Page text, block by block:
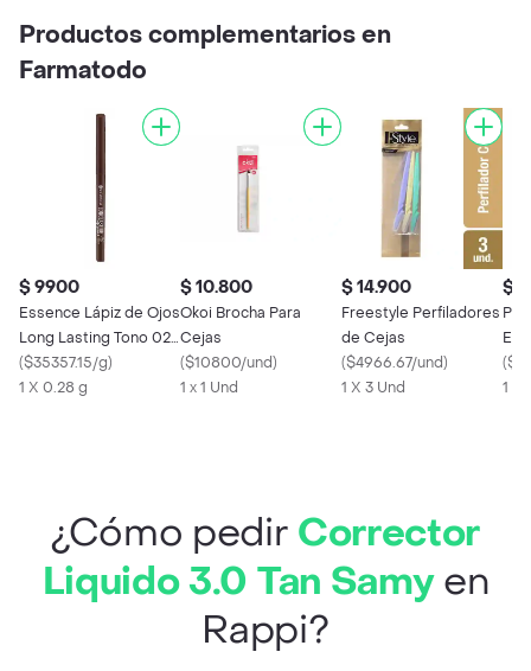
Productos complementarios en
Farmatodo
$ 9900
Essence Lápiz de Ojos
Long Lasting Tono 02
Hot Chocolate
($35357.15/g)
1 X 0.28 g
$ 10.800
Okoi Brocha Para
Cejas
($10800/und)
1 x 1 Und
$ 14.900
Freestyle Perfiladores
de Cejas
($4966.67/und)
1 X 3 Und
$
9g
(
1 X
¿Cómo pedir Corrector
Liquido 3.0 Tan Samyen
Rappi?